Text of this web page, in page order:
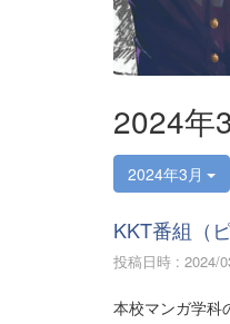
2024年
2024年3月
KKT番組（
投稿日時 : 2024/
本校マンガ学科